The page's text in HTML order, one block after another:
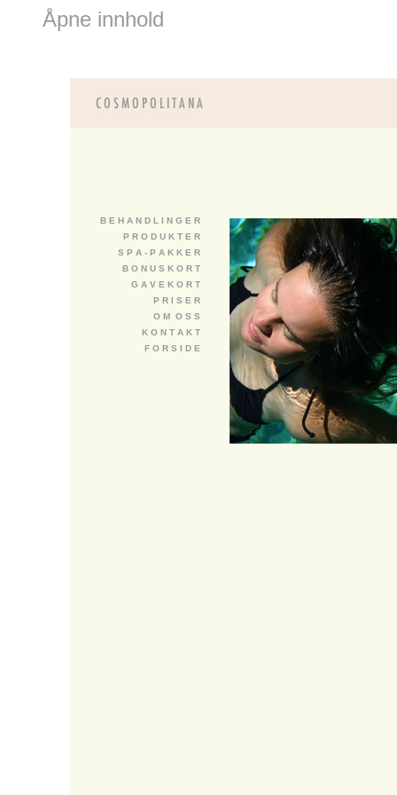
Åpne innhold
B E H A N D L I N G E R
P R O D U K T E R
S P A - P A K K E R
B O N U S K O R T
G A V E K O R T
P R I S E R
O M O S S
K O N T A K T
F O R S I D E